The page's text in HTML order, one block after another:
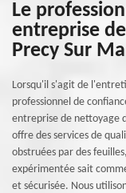
Le
entreprise
Precy Sur
Lorsqu'il s'agit de
professionnel de
entreprise de nettoyage
offre des services de
obstruées par des
expérimentée sait
et sécurisée. Nous